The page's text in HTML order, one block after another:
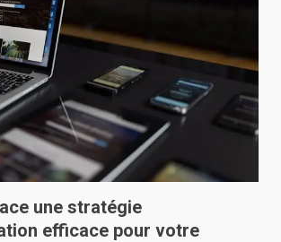
une stratégie
efficace pour votre